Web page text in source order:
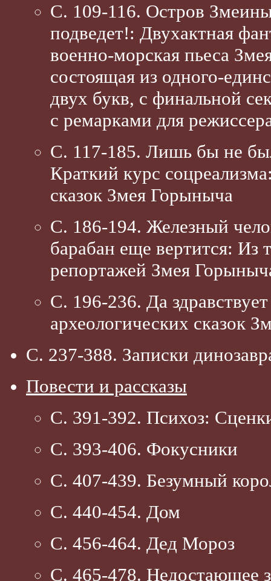
С. 109-116. Остров
подведет!: Двухактная
военно-морская пьеса
состоящая из одного-
двух букв, с финальной
с ремарками для
С. 117-185. Лишь бы не
Краткий курс
сказок Змея Горыныча
С. 186-194. Железный
барабан еще вертится: Из
репортажей Змея
С. 196-236. Да
археологических сказок
С. 237-388. Записки
Повести и рассказы
С. 391-392. Психоз:
С. 393-406. Фокусники
С. 407-439. Безумный
С. 440-454. Дом
С. 456-464. Дед Мороз
С. 465-478. Недостающее